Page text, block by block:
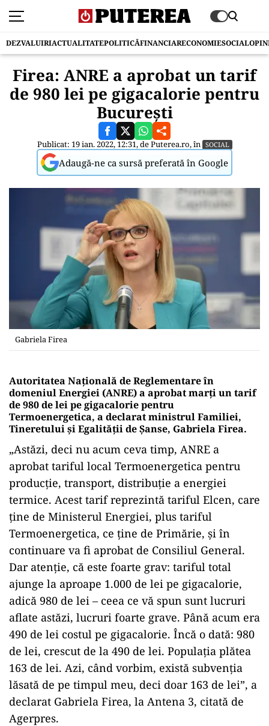
DEZVALUIRIACTUALITATEPOLITICĂFINANCIARECONOMIESOCIAL
Firea: ANRE a aprobat un tarif
de 980 lei pe gigacalorie pentru
București
Publicat: 19 ian. 2022, 12:31, dePuterea.ro, în SOCIAL
Adaugă-ne ca sursă preferată în Google
Gabriela Firea
Autoritatea Naţională de Reglementare în
domeniul Energiei (ANRE) a aprobat marţi un tarif
de 980 de lei pe gigacalorie pentru
Termoenergetica, a declarat ministrul Familiei,
Tineretului şi Egalităţii de Şanse, Gabriela Firea.
„Astăzi, deci nu acum ceva timp, ANRE a
aprobat tariful local Termoenergetica pentru
producţie, transport, distribuţie a energiei
termice. Acest tarif reprezintă tariful Elcen, care
ţine de Ministerul Energiei, plus tariful
Termoenergetica, ce ţine de Primărie, şi în
continuare va fi aprobat de Consiliul General.
Dar atenţie, că este foarte grav: tariful total
ajunge la aproape 1.000 de lei pe gigacalorie,
adică 980 de lei – ceea ce vă spun sunt lucruri
aflate astăzi, lucruri foarte grave. Până acum era
490 de lei costul pe gigacalorie. Încă o dată: 980
de lei, crescut de la 490 de lei. Populaţia plătea
163 de lei. Azi, când vorbim, există subvenţia
lăsată de pe timpul meu, deci doar 163 de lei”, a
declarat Gabriela Firea, la Antena 3, citată de
Agerpres.